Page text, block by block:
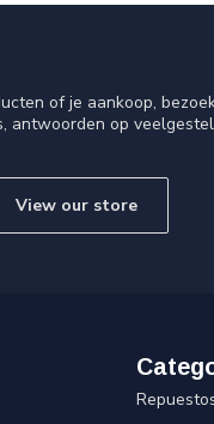
of je aankoop,
antwoorden op
View our store